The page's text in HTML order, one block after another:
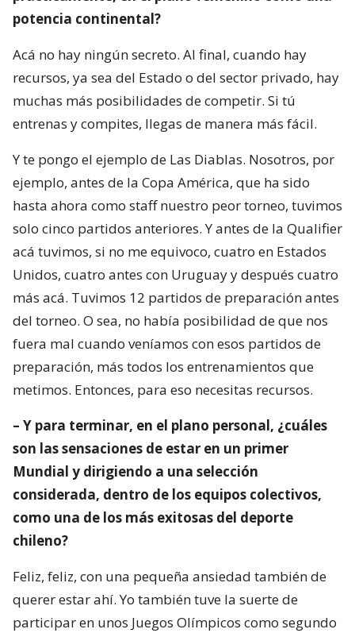
potencia continental?
Acá no hay ningún secreto. Al final, cuando hay
recursos, ya sea del Estado o del sector privado, hay
muchas más posibilidades de competir. Si tú
entrenas y compites, llegas de manera más fácil.
Y te pongo el ejemplo de Las Diablas. Nosotros, por
ejemplo, antes de la Copa América, que ha sido
hasta ahora como staff nuestro peor torneo, tuvimos
solo cinco partidos anteriores. Y antes de la Qualifier
acá tuvimos, si no me equivoco, cuatro en Estados
Unidos, cuatro antes con Uruguay y después cuatro
más acá. Tuvimos 12 partidos de preparación antes
del torneo. O sea, no había posibilidad de que nos
fuera mal cuando veníamos con esos partidos de
preparación, más todos los entrenamientos que
metimos. Entonces, para eso necesitas recursos.
– Y para terminar, en el plano personal, ¿cuáles
son las sensaciones de estar en un primer
Mundial y dirigiendo a una selección
considerada, dentro de los equipos colectivos,
como una de los más exitosas del deporte
chileno?
Feliz, feliz, con una pequeña ansiedad también de
querer estar ahí. Yo también tuve la suerte de
participar en unos Juegos Olímpicos como segundo